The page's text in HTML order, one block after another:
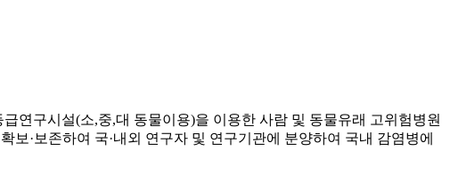
연구시설(소,중,대 동물이용)을 이용한 사람 및 동물유래 고위험병원
·보존하여 국·내외 연구자 및 연구기관에 분양하여 국내 감염병에